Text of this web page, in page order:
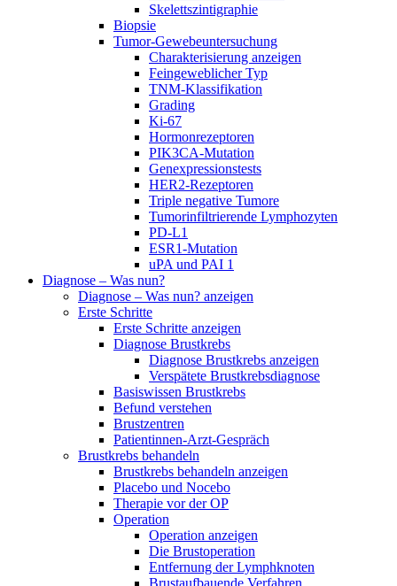
Skelettszintigraphie
Biopsie
Tumor-Gewebeuntersuchung
Charakterisierung anzeigen
Feingeweblicher Typ
TNM-Klassifikation
Grading
Ki-67
Hormonrezeptoren
PIK3CA-Mutation
Genexpressionstests
HER2-Rezeptoren
Triple negative Tumore
Tumorinfiltrierende Lymphozyten
PD-L1
ESR1-Mutation
uPA und PAI 1
Diagnose – Was nun?
Diagnose – Was nun? anzeigen
Erste Schritte
Erste Schritte anzeigen
Diagnose Brustkrebs
Diagnose Brustkrebs anzeigen
Verspätete Brustkrebsdiagnose
Basiswissen Brustkrebs
Befund verstehen
Brustzentren
Patientinnen-Arzt-Gespräch
Brustkrebs behandeln
Brustkrebs behandeln anzeigen
Placebo und Nocebo
Therapie vor der OP
Operation
Operation anzeigen
Die Brustoperation
Entfernung der Lymphknoten
Brustaufbauende Verfahren